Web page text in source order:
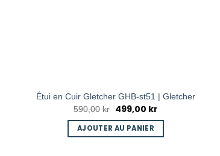
Étui en Cuir Gletcher GHB-st51 | Gletcher
590,00kr
Le
initial
était :
499,00 krLe
AJOUTER AU PANIER